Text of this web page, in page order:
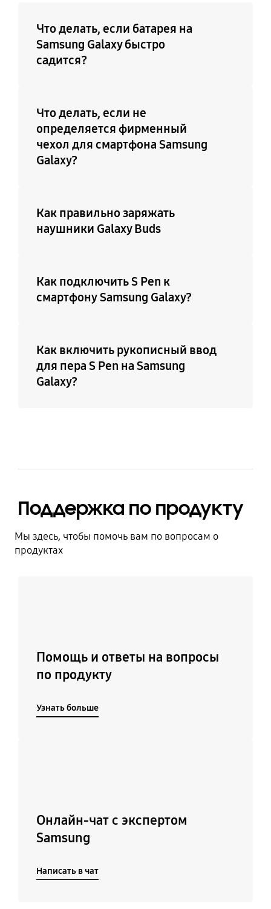
Что делать, если батарея на
Samsung Galaxy быстро
садится?
Что делать, если не
определяется фирменный
чехол для смартфона Samsung
Galaxy?
Как правильно заряжать
наушники Galaxy Buds
Как подключить S Pen к
смартфону Samsung Galaxy?
Как включить рукописный ввод
для пера S Pen на Samsung
Galaxy?
Поддержка по продукту
Мы здесь, чтобы помочь вам по вопросам о
продуктах
Помощь и ответы на вопросы
по продукту
Узнать больше
Онлайн-чат с экспертом
Samsung
Написать в чат